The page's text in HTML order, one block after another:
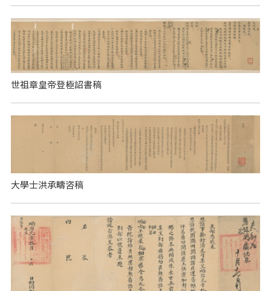
世祖章皇帝登極詔書稿
大學士洪承疇咨稿